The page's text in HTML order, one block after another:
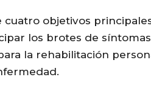
cuatro objetivos
los brotes de
la rehabilitación